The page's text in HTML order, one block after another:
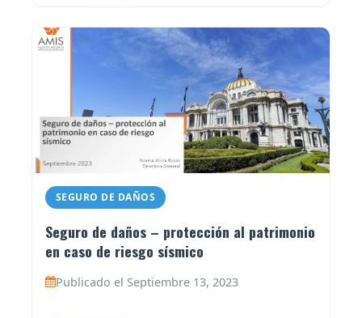
SEGURO DE DAÑOS
Seguro de daños – protección al patrimonio
en caso de riesgo sísmico
Publicado el Septiembre 13, 2023